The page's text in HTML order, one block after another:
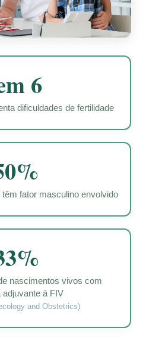
6
dificuldades de fertilidade
fator masculino envolvido
nascimentos vivos com
adjuvante à FIV
and Obstetrics)